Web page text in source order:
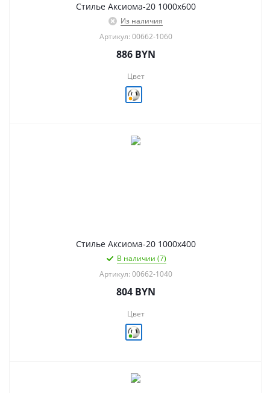
Стилье Аксиома-20 1000х600
Из наличия
Артикул: 00662-1060
886BYN
Цвет
Стилье Аксиома-20 1000х400
В наличии (7)
Артикул: 00662-1040
804BYN
Цвет